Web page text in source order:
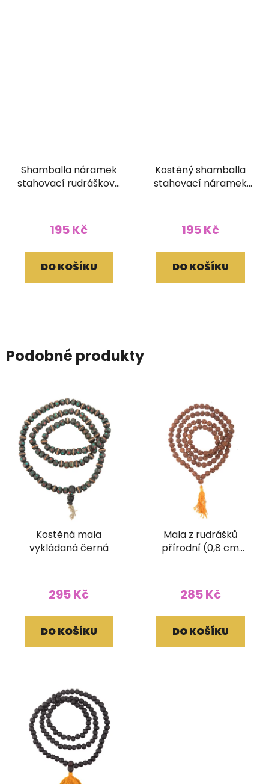
Shamballa náramek
stahovací rudráškový
195 Kč
DO KOŠÍKU
Kostěný shamballa
stahovací náramek
195 Kč
DO KOŠÍKU
Podobné produkty
Kostěná mala
vykládaná černá
295 Kč
DO KOŠÍKU
Mala z rudrášků
přírodní (0,8 cm
285 Kč
DO KOŠÍKU